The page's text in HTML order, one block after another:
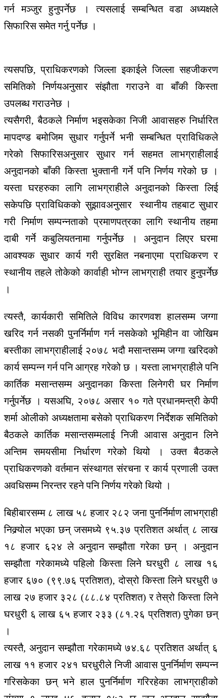
गर्न मञ्जुर हुनुपर्नेछ । त्यसलाई सम्बन्धित वडा अध्यक्षले
सिफारिस समेत गर्नु पर्नेछ ।
त्यसपछि, प्राधिकरणको जिल्ला इकाईले जिल्ला सहजीकरण
समितिको निर्णयअनुसार संझौता गराउने वा बाँकी किस्ता
उपलब्ध गराउनेछ ।
त्यसैगरी, बैठकले निर्माण भइसकेका निजी आवासहरु निर्धारित
मापदण्ड बमोजिम सुधार गर्नुपर्ने भनी सम्बन्धित प्राविधिकले
गरेको सिफारिसअनुसार सुधार गर्न सहमत लाभग्राहीलाई
अनुदानको बाँकी किस्ता भुक्तानी गर्ने पनि निर्णय गरेको छ ।
यस्ता घरहरुका लागि लाभग्राहीले अनुदानको किस्ता लिई
सकेपछि प्राविधिकको सुझावअनुसार स्थानीय तहबाट सुधार
गरी निर्माण सम्पन्नताको प्रमाणपत्रका लागि स्थानीय तहमा
दाबी गर्ने कबुलियतनामा गर्नुपर्नेछ । अनुदान लिएर घरमा
आवश्यक सुधार कार्य गरी सुरक्षित नबनाएमा प्राधिकरण र
स्थानीय तहले तोकेको कार्वाही भोग्न लाभग्राही तयार हुनुपर्नेछ
।
त्यस्तै, कार्यकारी समितिले विविध कारणवश हालसम्म जग्गा
खरिद गर्न नसकी पुनर्निर्माण गर्न नसकेको भूमिहीन वा जोखिम
बस्तीका लाभग्राहीलाई २०७८ भदौ मसान्तसम्म जग्गा खरिदको
कार्य सम्पन्न गर्न पनि आग्रह गरेको छ । यस्ता लाभग्राहीले पनि
कार्तिक मसान्तसम्म अनुदानका किस्ता लिनेगरी घर निर्माण
गर्नुपर्नेछ । यसअघि, २०७८ असार १० गते प्रधानमन्त्री केपी
शर्मा ओलीको अध्यक्षतामा बसेको प्राधिकरण निर्देशक समितिको
बैठकले कार्तिक मसान्तसम्मलाई निजी आवास अनुदान लिने
अन्तिम समयसीमा निर्धारण गरेको थियो । उक्त बैठकले
प्राधिकरणको वर्तमान संस्थागत संरचना र कार्य प्रणाली उक्त
अवधिसम्म निरन्तर रहने पनि निर्णय गरेको थियो ।
बिहीबारसम्म ८ लाख ५८ हजार २८२ जना पुनर्निर्माण लाभग्राही
निक्र्योल भएका छन् जसमध्ये ९५.३७ प्रतिशत अर्थात् ८ लाख
१८ हजार ६२४ ले अनुदान सम्झौता गरेका छन् । अनुदान
सम्झौता गरेकामध्ये पहिलो किस्ता लिने घरधुरी ८ लाख १६
हजार ६७० (९९.७६ प्रतिशत), दोस्रो किस्ता लिने घरधुरी ७
लाख २७ हजार ३२८ (८८.८४ प्रतिशत) र तेस्रो किस्ता लिने
घरधुरी ६ लाख ६५ हजार २३३ (८१.२६ प्रतिशत) पुगेका छन्
।
त्यस्तै, अनुदान सम्झौता गरेकामध्ये ७४.६८ प्रतिशत अर्थात् ६
लाख ११ हजार २४१ घरधुरीले निजी आवास पुनर्निर्माण सम्पन्न
गरिसकेका छन् भने हाल पुनर्निर्माण गरिरहेका लाभग्राहीको